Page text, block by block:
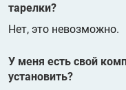
тарелки?
Нет, это невозможно.
У меня есть свой
установить?